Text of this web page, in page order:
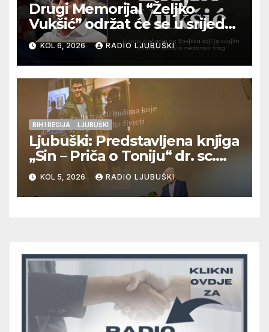
Drugi Memorijal “Željko
Vukšić” održat će se u srijedu
12. kolovoza u Otoku
KOL 6, 2026 RADIO LJUBUŠKI
BIH I REGIJA LJUBUŠKI
Ljubuški: Predstavljena knjiga
„Sin – Priča o Toniju“ dr. sc.
Zdenka Hercega
KOL 5, 2026 RADIO LJUBUŠKI